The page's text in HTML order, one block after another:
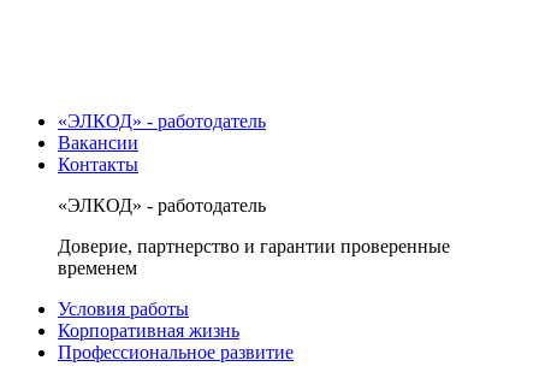
«ЭЛКОД» - работодатель
Вакансии
Контакты
«ЭЛКОД» - работодатель
Доверие, партнерство и гарантии проверенные
временем
Условия работы
Корпоративная жизнь
Профессиональное развитие